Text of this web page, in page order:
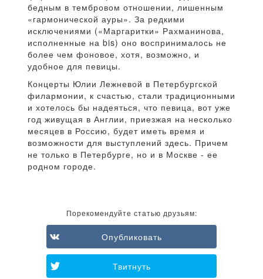
бедным в тембровом отношении, лишенным
«гармонической ауры». За редкими
исключениями («Маргаритки» Рахманинова,
исполненные на bis) оно воспринималось не
более чем фоновое, хотя, возможно, и
удобное для певицы.
Концерты Юлии Лежневой в Петербургской
филармонии, к счастью, стали традиционными
и хотелось бы надеяться, что певица, вот уже
год живущая в Англии, приезжая на несколько
месяцев в Россию, будет иметь время и
возможности для выступлений здесь. Причем
не только в Петербурге, но и в Москве - ее
родном городе.
Порекомендуйте статью друзьям:
Опубликовать
Твитнуть